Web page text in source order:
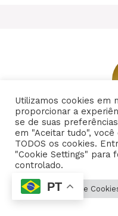
Autor:
Graduado em
Unisociesc Blumenau,
quase dez anos. Pós-
e Brandsense pela
(Univali), é fascinado
Utilizamos cookies em
proporcionar a
se de suas
em "Aceitar tudo",
TODOS os cookies.
"Cookie Settings" para
controlado.
Configurações de
PT